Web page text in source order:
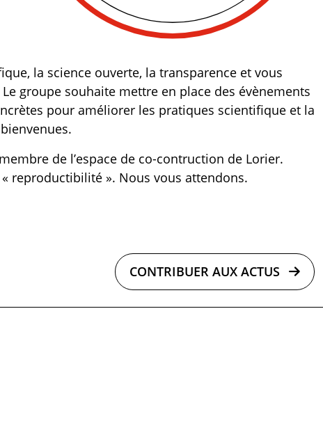
la science ouverte, la transparence et vous
groupe souhaite mettre en place des évènements
pour améliorer les pratiques scientifique et la
de l’espace de co-contruction de Lorier.
reproductibilité ». Nous vous attendons.
CONTRIBUER AUX ACTUS